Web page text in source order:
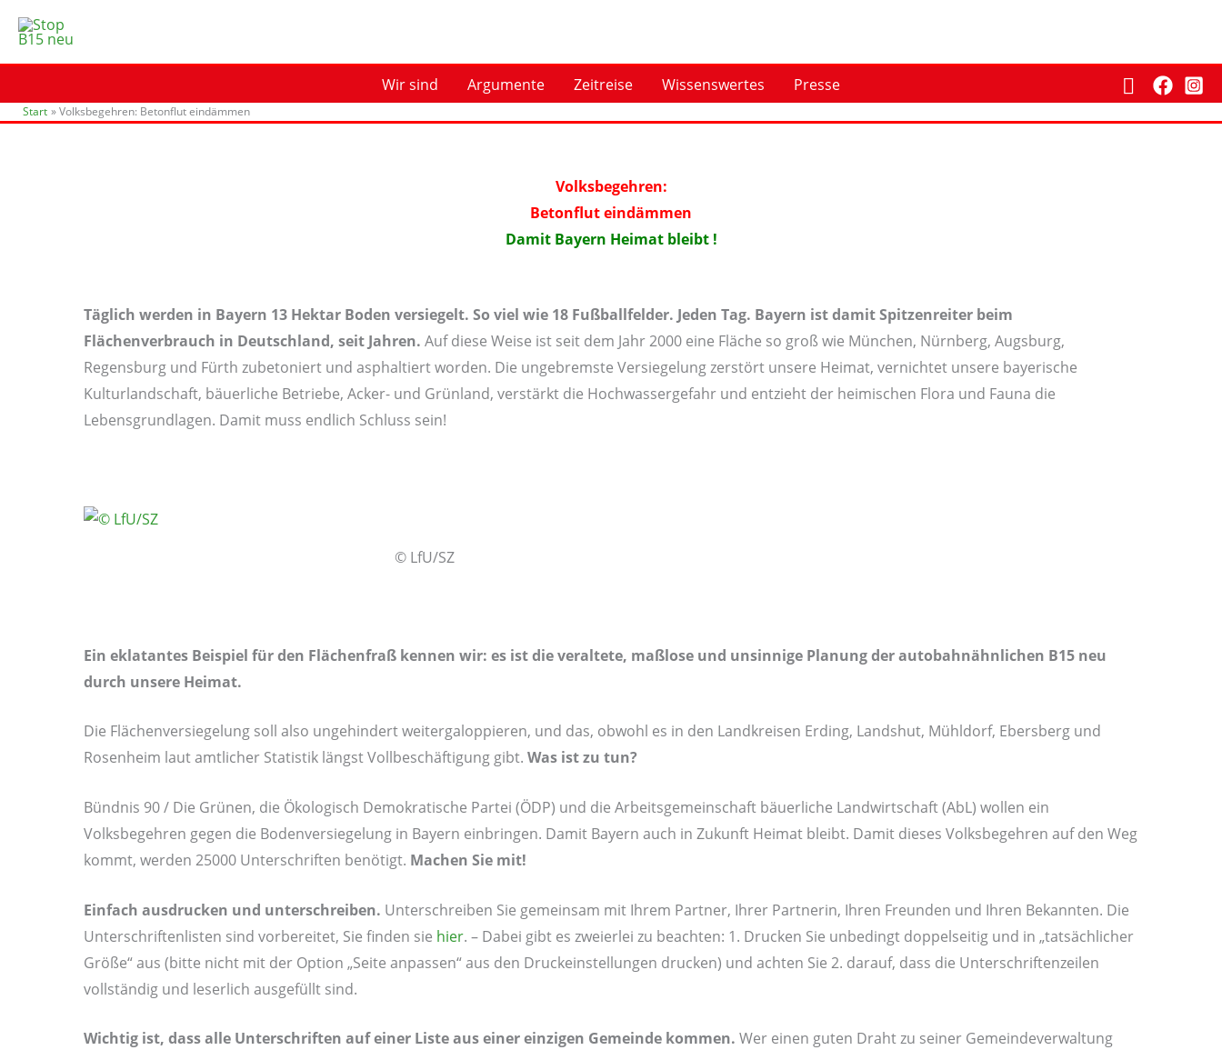
Inhalt
springen
Wir sind
Argumente Zeitreise Wissenswertes Presse Suchen
Start Volksbegehren: Betonflut eindämmen
Volksbegehren:
Betonflut eindämmen
Damit Bayern Heimat bleibt !
Täglich werden in Bayern 13 Hektar Boden versiegelt. So viel wie 18 Fußballfelder. Jeden Tag. Bayern ist damit Spitzenreiter beim
Flächenverbrauch in Deutschland, seit Jahren. Auf diese Weise ist seit dem Jahr 2000 eine Fläche so groß wie München, Nürnberg, Augsburg,
Regensburg und Fürth zubetoniert und asphaltiert worden. Die ungebremste Versiegelung zerstört unsere Heimat, vernichtet unsere bayerische
Kulturlandschaft, bäuerliche Betriebe, Acker- und Grünland, verstärkt die Hochwassergefahr und entzieht der heimischen Flora und Fauna die
Lebensgrundlagen. Damit muss endlich Schluss sein!
© LfU/SZ
Ein eklatantes Beispiel für den Flächenfraß kennen wir: es ist die veraltete, maßlose und unsinnige Planung der autobahnähnlichen B15 neu
durch unsere Heimat.
Die Flächenversiegelung soll also ungehindert weitergaloppieren, und das, obwohl es in den Landkreisen Erding, Landshut, Mühldorf, Ebersberg und
Rosenheim laut amtlicher Statistik längst Vollbeschäftigung gibt. Was ist zu tun?
Bündnis 90 / Die Grünen, die Ökologisch Demokratische Partei (ÖDP) und die Arbeitsgemeinschaft bäuerliche Landwirtschaft (AbL) wollen ein
Volksbegehren gegen die Bodenversiegelung in Bayern einbringen. Damit Bayern auch in Zukunft Heimat bleibt. Damit dieses Volksbegehren auf den Weg
kommt, werden 25000 Unterschriften benötigt. Machen Sie mit!
Einfach ausdrucken und unterschreiben. Unterschreiben Sie gemeinsam mit Ihrem Partner, Ihrer Partnerin, Ihren Freunden und Ihren Bekannten. Die
Unterschriftenlisten sind vorbereitet, Sie finden sie hier. – Dabei gibt es zweierlei zu beachten: 1. Drucken Sie unbedingt doppelseitig und in „tatsächlicher
Größe“ aus (bitte nicht mit der Option „Seite anpassen“ aus den Druckeinstellungen drucken) und achten Sie 2. darauf, dass die Unterschriftenzeilen
vollständig und leserlich ausgefüllt sind.
Wichtig ist, dass alle Unterschriften auf einer Liste aus einer einzigen Gemeinde kommen. Wer einen guten Draht zu seiner Gemeindeverwaltung